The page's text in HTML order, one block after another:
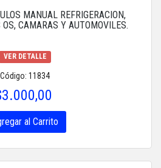
MANUAL REFRIGERACION,
CAMARAS Y AUTOMOVILES.
VER DETALLE
Código: 11834
al Carrito